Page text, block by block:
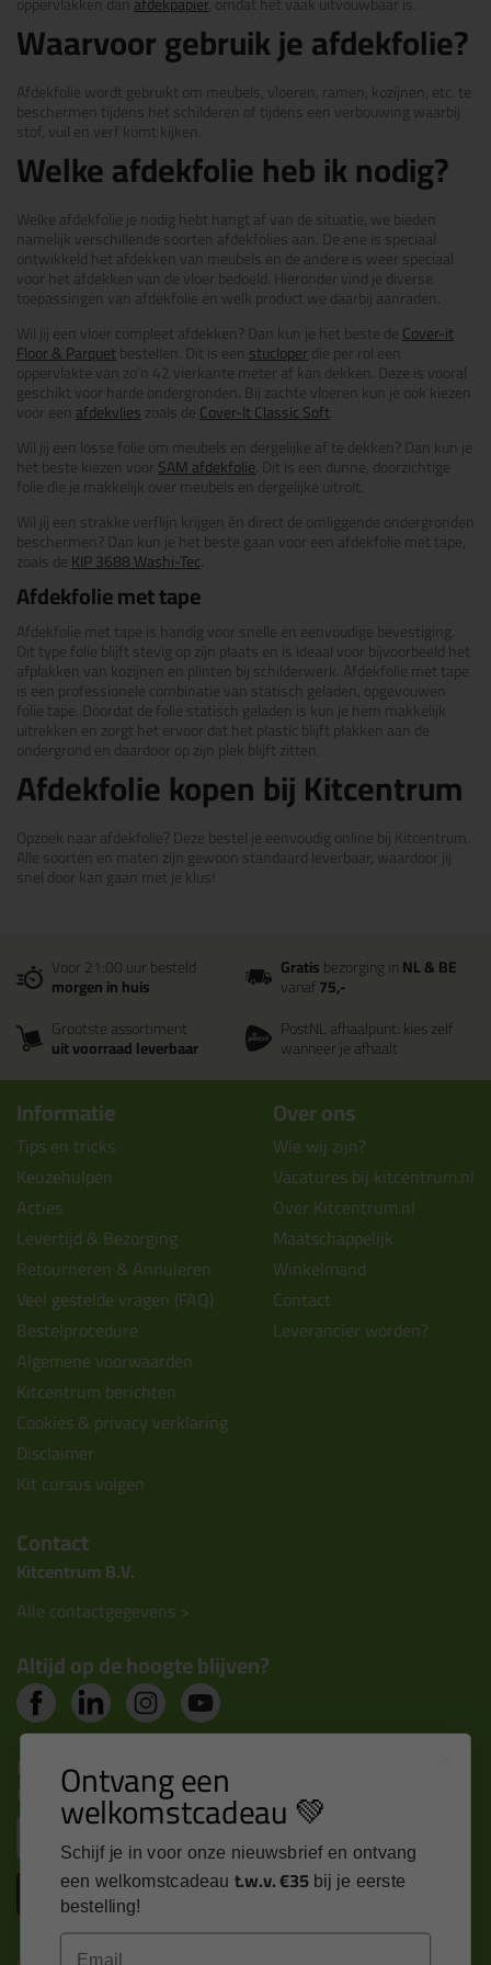
Waarvoor gebruik je afdekfolie?
Afdekfolie wordt gebruikt om meubels, vloeren, ramen, kozijnen, etc. te
beschermen tijdens het schilderen of tijdens een verbouwing waarbij
stof, vuil en verf komt kijken.
Welke afdekfolie heb ik nodig?
Welke afdekfolie je nodig hebt hangt af van de situatie, we bieden
namelijk verschillende soorten afdekfolies aan. De ene is speciaal
ontwikkeld het afdekken van meubels en de andere is weer speciaal
voor het afdekken van de vloer bedoeld. Hieronder vind je diverse
toepassingen van afdekfolie en welk product we daarbij aanraden.
Wil jij een vloer compleet afdekken? Dan kun je het beste deCover-it
Floor & Parquetbestellen. Dit is een stucloperdie per rol een
oppervlakte van zo’n 42 vierkante meter af kan dekken. Deze is vooral
geschikt voor harde ondergronden. Bij zachte vloeren kun je ook kiezen
voor een afdekvlieszoals deCover-It Classic Soft.
Wil jij een losse folie om meubels en dergelijke af te dekken? Dan kun je
het beste kiezen voor SAM afdekfolie. Dit is een dunne, doorzichtige
folie die je makkelijk over meubels en dergelijke uitrolt.
Wil jij een strakke verflijn krijgen én direct de omliggende ondergronden
beschermen? Dan kun je het beste gaan voor een afdekfolie met tape,
zoals deKIP 3688 Washi-Tec.
Afdekfolie met tape
Afdekfolie met tape is handig voor snelle en eenvoudige bevestiging.
Dit type folie blijft stevig op zijn plaats en is ideaal voor bijvoorbeeld het
afplakken van kozijnen en plinten bij schilderwerk. Afdekfolie met tape
is een professionele combinatie van statisch geladen, opgevouwen
folie tape. Doordat de folie statisch geladen is kun je hem makkelijk
uitrekken en zorgt het ervoor dat het plastic blijft plakken aan de
ondergrond en daardoor op zijn plek blijft zitten.
Afdekfolie kopen bij Kitcentrum
Opzoek naar afdekfolie? Deze bestel je eenvoudig online bij Kitcentrum.
Alle soorten en maten zijn gewoon standaard leverbaar, waardoor jij
snel door kan gaan met je klus!
Voor 21:00 uur besteld
morgen in huis
Gratisbezorging inNL & BE
vanaf75,-
Grootste assortiment
uit voorraad leverbaar
PostNL afhaalpunt: kies zelf
wanneer je afhaalt
Informatie
Tips en tricks
Keuzehulpen
Acties
Levertijd & Bezorging
Retourneren & Annuleren
Veel gestelde vragen (FAQ)
Bestelprocedure
Algemene voorwaarden
Kitcentrum berichten
Cookies & privacy verklaring
Disclaimer
Kit cursus volgen
Over ons
Wie wij zijn?
Vacatures bij kitcentrum.nl
Over Kitcentrum.nl
Maatschappelijk
Winkelmand
Contact
Leverancier worden?
Contact
Kitcentrum B.V.
Alle contactgegevens >
Altijd op de hoogte blijven?
Nieuws, tips en exclusieve deals rechtstreeks in je
inbox
Inschrijven
Ontvang een
welkomstcadeau 💚
Schijf je in voor onze nieuwsbrief en ontvang
een welkomstcadeau t.w.v. €35 bij je eerste
bestelling!
Email